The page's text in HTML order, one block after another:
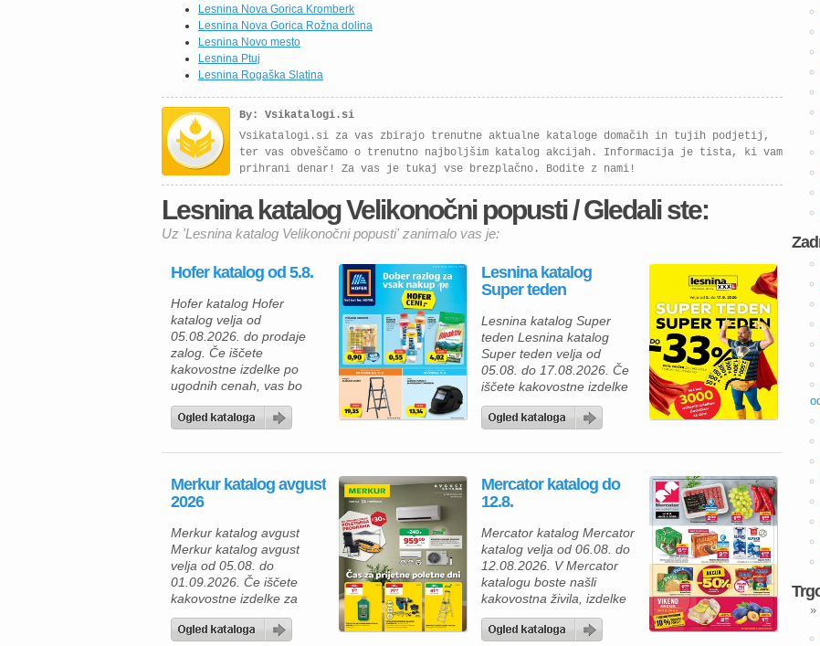
Lesnina Nova Gorica Kromberk
Lesnina Nova Gorica Rožna dolina
Lesnina Novo mesto
Lesnina Ptuj
Lesnina Rogaška Slatina
By: Vsikatalogi.si
Vsikatalogi.si za vas zbirajo trenutne aktualne kataloge domačih in tujih podjetij,
ter vas obveščamo o trenutno najboljšim katalog akcijah. Informacija je tista, ki vam
prihrani denar! Za vas je tukaj vse brezplačno. Bodite z nami!
Lesnina katalog Velikonočni popusti / Gledali ste:
Uz 'Lesnina katalog Velikonočni popusti' zanimalo vas je:
Hofer katalog od 5.8.
Hofer katalog Hofer
katalog velja od
05.08.2026. do prodaje
zalog. Če iščete
kakovostne izdelke po
ugodnih cenah, vas bo
zagotovo navdušila. Med
uporabo najdete številne
pijače, izdelke za dom in
gospodinjstvo ter
različna opravila. Za hiter
zajtrk ali malico lahko
izberete piščančje
hrenovke 200 […]
Lesnina katalog
Super teden
Lesnina katalog Super
teden Lesnina katalog
Super teden velja od
05.08. do 17.08.2026. Če
iščete kakovostne izdelke
za prijetnejši in lepše
urejen dom, vas bo
Lesnina kataloga zagotovo
odlične akcijske cene in
bogato izbiro izdelkov za
kuhinjo in jedilnico ter svoj
dom opremite po
ugodnejših cenah. Poleg
številnih […]
Merkur katalog avgust
2026
Merkur katalog avgust
Merkur katalog avgust
velja od 05.08. do
01.09.2026. Če iščete
kakovostne izdelke za
dom, vrt in delavnico, vas
bo aktualna ponudba iz
Mercator katalog do
12.8.
Mercator katalog Mercator
katalog velja od 06.08. do
12.08.2026. V Mercator
katalogu boste našli
kakovostna živila, izdelke
za gospodinjstvo in
številne priljubljene
»